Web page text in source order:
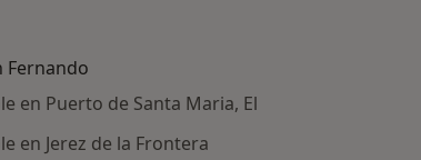
Fernando
en Puerto de Santa Maria, El
en Jerez de la Frontera